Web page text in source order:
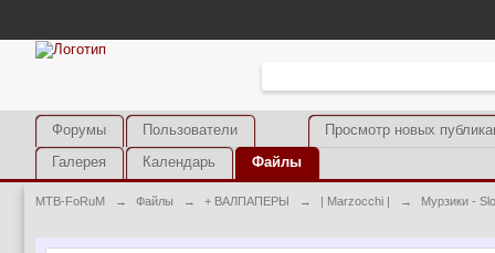
Просмотр новых
Форумы
Пользователи
Галерея
Календарь Файлы
MTB-FoRuM → Файлы → + ВАЛПАПЕРЫ → | Marzocchi | → Мурзики -